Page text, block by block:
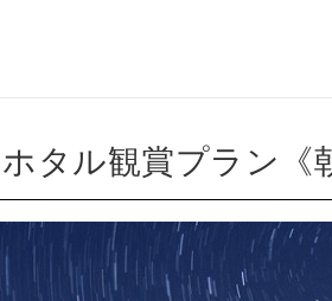
タル観賞プラン《